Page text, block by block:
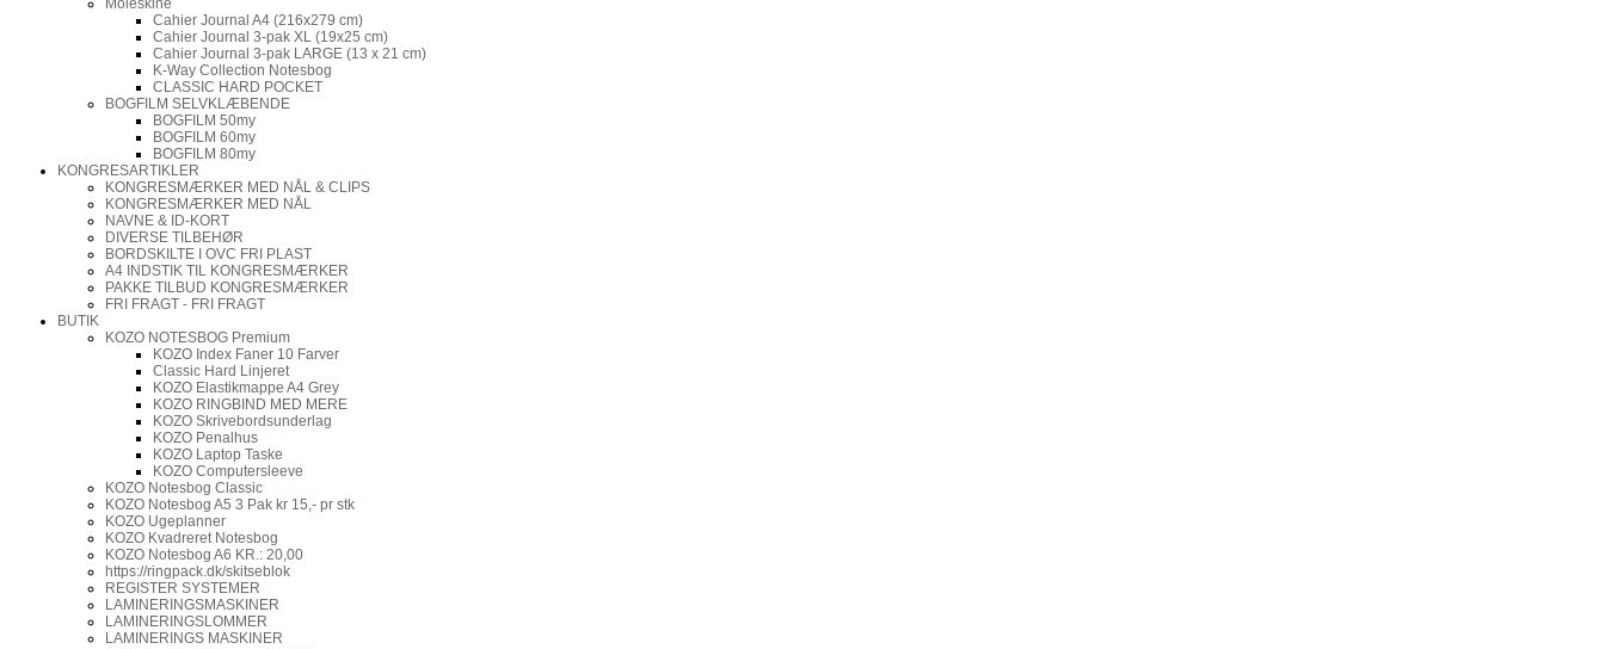
Moleskine
Cahier Journal A4 (216x279 cm)
Cahier Journal 3-pak XL (19x25 cm)
Cahier Journal 3-pak LARGE (13 x 21 cm)
K-Way Collection Notesbog
CLASSIC HARD POCKET
BOGFILM SELVKLÆBENDE
BOGFILM 50my
BOGFILM 60my
BOGFILM 80my
KONGRESARTIKLER
KONGRESMÆRKER MED NÅL & CLIPS
KONGRESMÆRKER MED NÅL
NAVNE & ID-KORT
DIVERSE TILBEHØR
BORDSKILTE I OVC FRI PLAST
A4 INDSTIK TIL KONGRESMÆRKER
PAKKE TILBUD KONGRESMÆRKER
FRI FRAGT - FRI FRAGT
BUTIK
KOZO NOTESBOG Premium
KOZO Index Faner 10 Farver
Classic Hard Linjeret
KOZO Elastikmappe A4 Grey
KOZO RINGBIND MED MERE
KOZO Skrivebordsunderlag
KOZO Penalhus
KOZO Laptop Taske
KOZO Computersleeve
KOZO Notesbog Classic
KOZO Notesbog A5 3 Pak kr 15,- pr stk
KOZO Ugeplanner
KOZO Kvadreret Notesbog
KOZO Notesbog A6 KR.: 20,00
https://ringpack.dk/skitseblok
REGISTER SYSTEMER
LAMINERINGSMASKINER
LAMINERINGSLOMMER
LAMINERINGS MASKINER